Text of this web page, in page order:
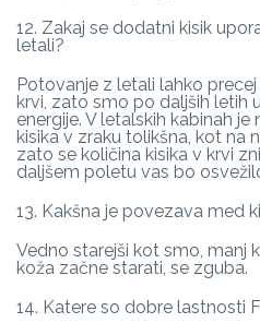
12. Zakaj se dodatni kisik
letali?
Potovanje z letali lahko
krvi, zato smo po daljših letih
energije. V letalskih kabinah
kisika v zraku tolikšna, kot na
zato se količina kisika v krvi
daljšem poletu vas bo
13. Kakšna je povezava med
Vedno starejši kot smo, manj
koža začne starati, se zguba.
14. Katere so dobre lastnosti